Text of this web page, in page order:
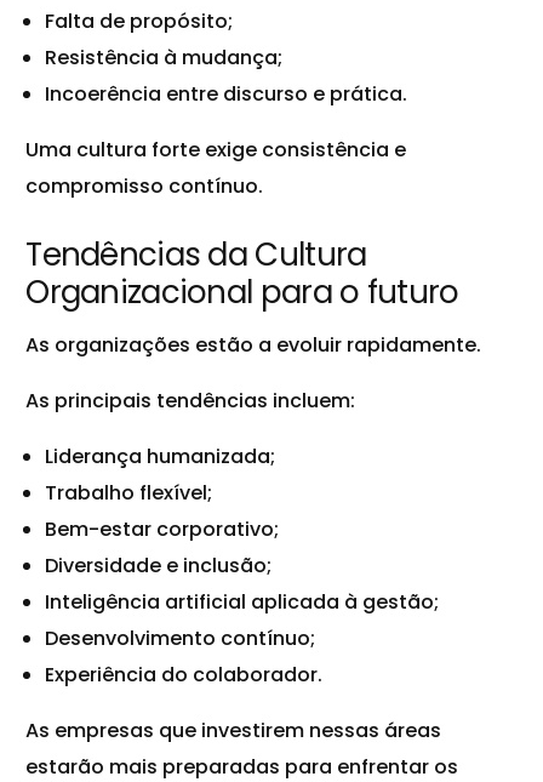
Falta de propósito;
Resistência à mudança;
Incoerência entre discurso e prática.
Uma cultura forte exige consistência e
compromisso contínuo.
Tendências da Cultura
Organizacional para o futuro
As organizações estão a evoluir rapidamente.
As principais tendências incluem:
Liderança humanizada;
Trabalho flexível;
Bem-estar corporativo;
Diversidade e inclusão;
Inteligência artificial aplicada à gestão;
Desenvolvimento contínuo;
Experiência do colaborador.
As empresas que investirem nessas áreas
estarão mais preparadas para enfrentar os